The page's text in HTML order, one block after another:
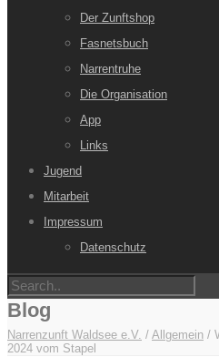
Der Zunftshop
Fasnetsbuch
Narrentruhe
Die Organisation
App
Links
Jugend
Mitarbeit
Impressum
Datenschutz
Blog
Narrenzunft Waldsee e.V. / Allgemein /
2024 vom Stapel